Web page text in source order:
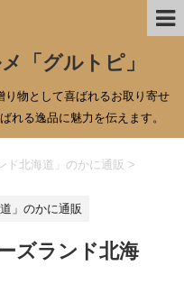
「グルトピ」
物として喜ばれるお取り寄せ
れる逸品に魅力を伝えます。
ド北海道」のかに通販 >
」のかに通販
ズランド北海